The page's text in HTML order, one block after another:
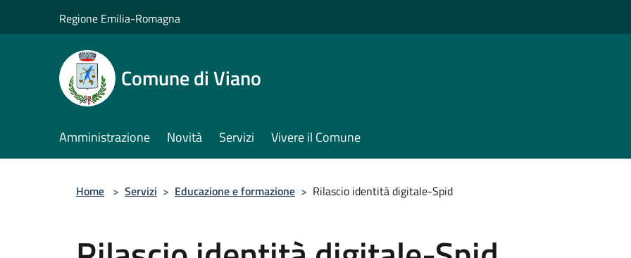
Regione Emilia-Romagna
Comune di Viano
Amministrazione Novità Servizi Vivere il Comune
Home > Servizi > Educazione e formazione > Rilascio identità digitale-Spid